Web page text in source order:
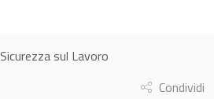
Sicurezza sul Lavoro
Condividi